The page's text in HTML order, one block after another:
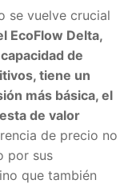
se vuelve crucial
EcoFlow Delta,
de
tiene un
más básica, el
de valor
de precio no
por sus
que también